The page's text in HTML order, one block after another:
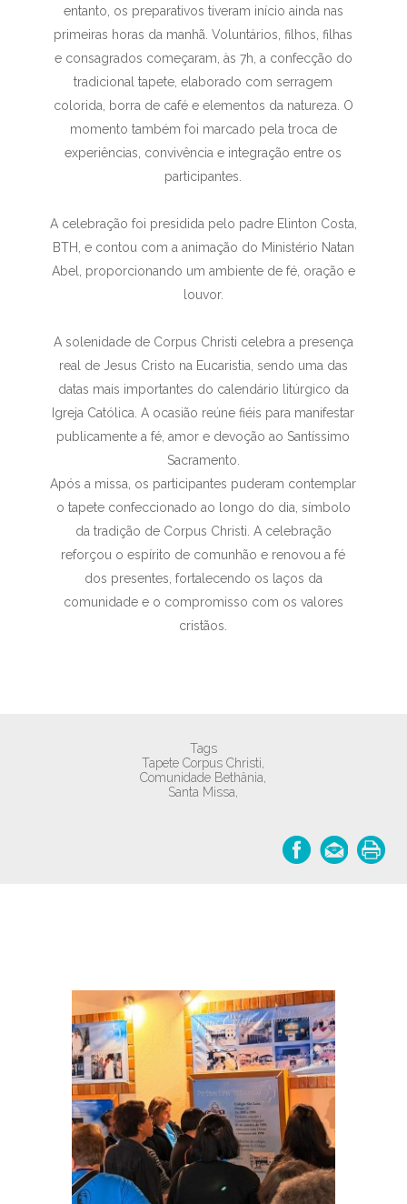
entanto, os preparativos tiveram início ainda nas
primeiras horas da manhã. Voluntários, filhos, filhas
e consagrados começaram, às 7h, a confecção do
tradicional tapete, elaborado com serragem
colorida, borra de café e elementos da natureza. O
momento também foi marcado pela troca de
experiências, convivência e integração entre os
participantes.
A celebração foi presidida pelo padre Elinton Costa,
BTH, e contou com a animação do Ministério Natan
Abel, proporcionando um ambiente de fé, oração e
louvor.
A solenidade de Corpus Christi celebra a presença
real de Jesus Cristo na Eucaristia, sendo uma das
datas mais importantes do calendário litúrgico da
Igreja Católica. A ocasião reúne fiéis para manifestar
publicamente a fé, amor e devoção ao Santíssimo
Sacramento.
Após a missa, os participantes puderam contemplar
o tapete confeccionado ao longo do dia, símbolo
da tradição de Corpus Christi. A celebração
reforçou o espírito de comunhão e renovou a fé
dos presentes, fortalecendo os laços da
comunidade e o compromisso com os valores
cristãos.
Tags
Tapete Corpus Christi,
Comunidade Bethânia,
Santa Missa,
Notícias relacionadas